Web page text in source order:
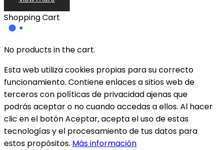
Shopping Cart
No products in the cart.
Esta web utiliza cookies propias para su correcto
funcionamiento. Contiene enlaces a sitios web de
terceros con políticas de privacidad ajenas que
podrás aceptar o no cuando accedas a ellos. Al hacer
clic en el botón Aceptar, acepta el uso de estas
tecnologías y el procesamiento de tus datos para
estos propósitos. Más información